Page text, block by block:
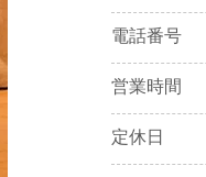
電話番号
営業時間
定休日